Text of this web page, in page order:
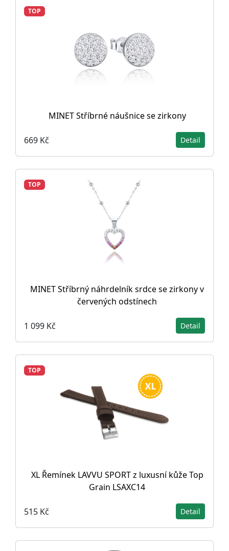
TOP
MINET Stříbrné náušnice se zirkony
669 Kč Detail
TOP
MINET Stříbrný náhrdelník srdce se zirkony v
červených odstínech
1 099 Kč Detail
TOP
XL Řemínek LAVVU SPORT z luxusní kůže Top
Grain LSAXC14
515 Kč Detail